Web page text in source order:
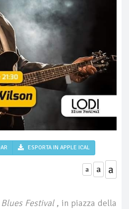
ESPORTA IN APPLE ICAL
a a a
Festival , in piazza della